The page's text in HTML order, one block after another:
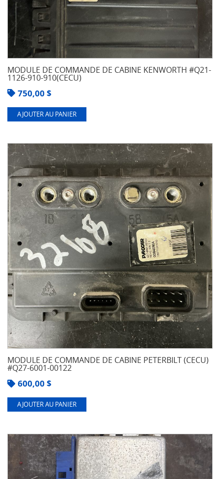
MODULE DE COMMANDE DE CABINE KENWORTH #Q21-
1126-910-910(CECU)
750,00 $
AJOUTER AU PANIER
MODULE DE COMMANDE DE CABINE PETERBILT (CECU)
#Q27-6001-00122
600,00 $
AJOUTER AU PANIER